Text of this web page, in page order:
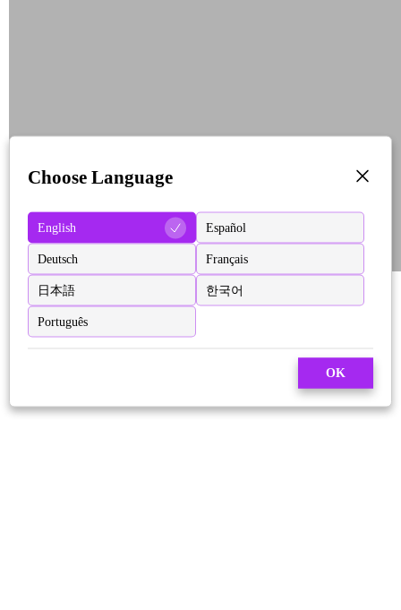
Choose Language
English Español
Deutsch Français
日本語 한국어
Português
OK